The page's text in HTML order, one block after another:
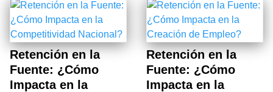
Retención en la
Fuente: ¿Cómo
Impacta en la
Retención en la
Fuente: ¿Cómo
Impacta en la